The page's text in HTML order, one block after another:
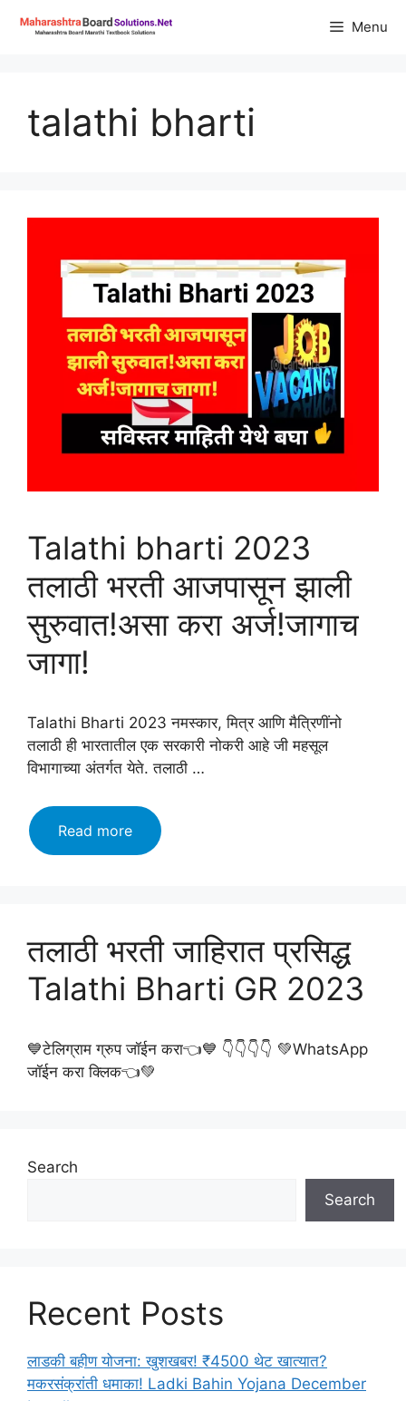
Menu
talathi bharti
Talathi bharti 2023
तलाठी भरती आजपासून झाली
सुरुवात!असा करा अर्ज!जागाच
जागा!
Talathi Bharti 2023 नमस्कार, मित्र आणि मैत्रिणींनो
तलाठी ही भारतातील एक सरकारी नोकरी आहे जी महसूल
विभागाच्या अंतर्गत येते. तलाठी …
Read moreTalathi
bharti
आजपासून
झाली
सुरुवात!
असा
अर्ज!
जागाच
तलाठी भरती जाहिरात प्रसिद्ध
Talathi Bharti GR 2023
💙टेलिग्राम ग्रुप जॉईन करा👈💙 👇👇👇👇 💚WhatsApp
जॉईन करा क्लिक👈💚
Search
Search
Recent Posts
लाडकी बहीण योजना: खुशखबर! ₹4500 थेट खात्यात?
मकरसंक्रांती धमाका! Ladki Bahin Yojana December